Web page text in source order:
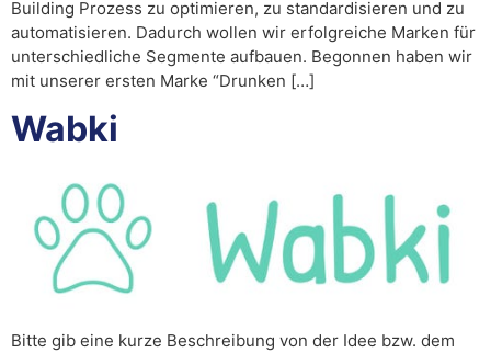
Building Prozess zu optimieren, zu standardisieren und zu
automatisieren. Dadurch wollen wir erfolgreiche Marken für
unterschiedliche Segmente aufbauen. Begonnen haben wir
mit unserer ersten Marke “Drunken […]
Wabki
Bitte gib eine kurze Beschreibung von der Idee bzw. dem